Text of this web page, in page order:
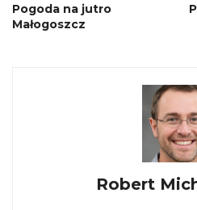
Pogoda na jutro
Małogoszcz
Robert